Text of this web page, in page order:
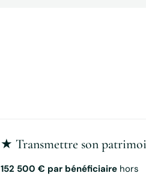
★ Transmettre son
152 500 € par bénéficiaire hors